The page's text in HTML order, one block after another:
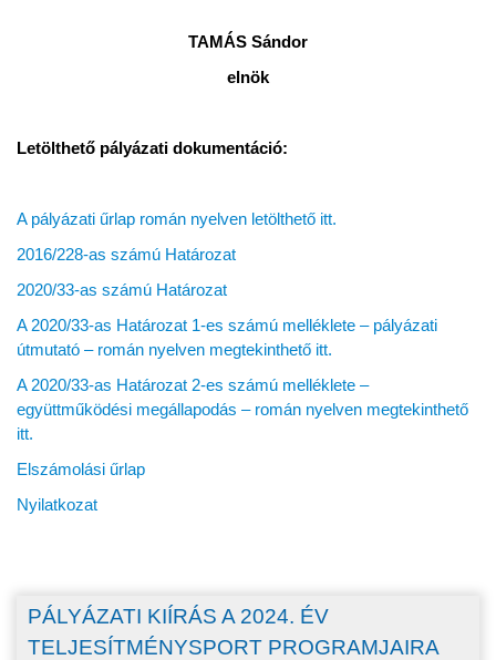
TAMÁS Sándor
elnök
Letölthető pályázati dokumentáció:
A pályázati űrlap román nyelven letölthető itt.
2016/228-as számú Határozat
2020/33-as számú Határozat
A 2020/33-as Határozat 1-es számú melléklete – pályázati
útmutató – román nyelven megtekinthető itt.
A 2020/33-as Határozat 2-es számú melléklete –
együttműködési megállapodás – román nyelven megtekinthető
itt.
Elszámolási űrlap
Nyilatkozat
PÁLYÁZATI KIÍRÁS A 2024. ÉV
TELJESÍTMÉNYSPORT PROGRAMJAIRA